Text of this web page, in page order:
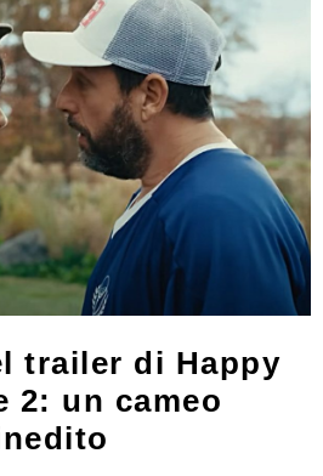
trailer di Happy
2: un cameo